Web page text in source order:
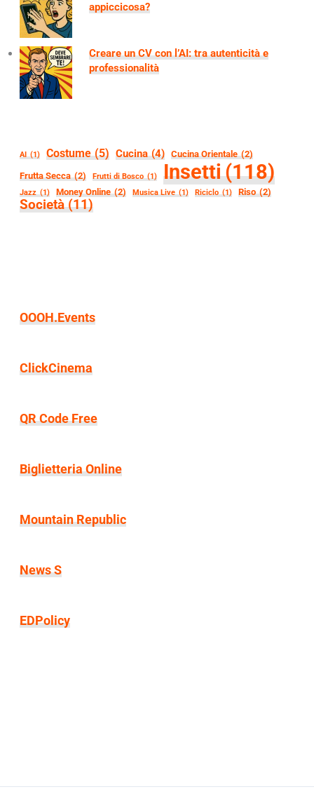
appiccicosa?
Creare un CV con l’AI: tra autenticità e
professionalità
AI (1) Costume (5) Cucina (4) Cucina Orientale (2)
Frutta Secca (2) Frutti di Bosco (1) Insetti(118)
Jazz (1) Money Online (2) Musica Live (1) Riciclo (1) Riso (2)
Società (11)
OOOH.Events
ClickCinema
QR Code Free
Biglietteria Online
Mountain Republic
News S
EDPolicy